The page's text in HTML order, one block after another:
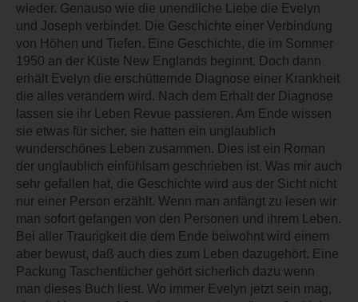
wieder. Genauso wie die unendliche Liebe die Evelyn
und Joseph verbindet. Die Geschichte einer Verbindung
von Höhen und Tiefen. Eine Geschichte, die im Sommer
1950 an der Küste New Englands beginnt. Doch dann
erhält Evelyn die erschütternde Diagnose einer Krankheit
die alles verändern wird. Nach dem Erhalt der Diagnose
lassen sie ihr Leben Revue passieren. Am Ende wissen
sie etwas für sicher, sie hatten ein unglaublich
wunderschönes Leben zusammen. Dies ist ein Roman
der unglaublich einfühlsam geschrieben ist. Was mir auch
sehr gefallen hat, die Geschichte wird aus der Sicht nicht
nur einer Person erzählt. Wenn man anfängt zu lesen wir
man sofort gefangen von den Personen und ihrem Leben.
Bei aller Traurigkeit die dem Ende beiwohnt wird einem
aber bewust, daß auch dies zum Leben dazugehört. Eine
Packung Taschentücher gehört sicherlich dazu wenn
man dieses Buch liest. Wo immer Evelyn jetzt sein mag,